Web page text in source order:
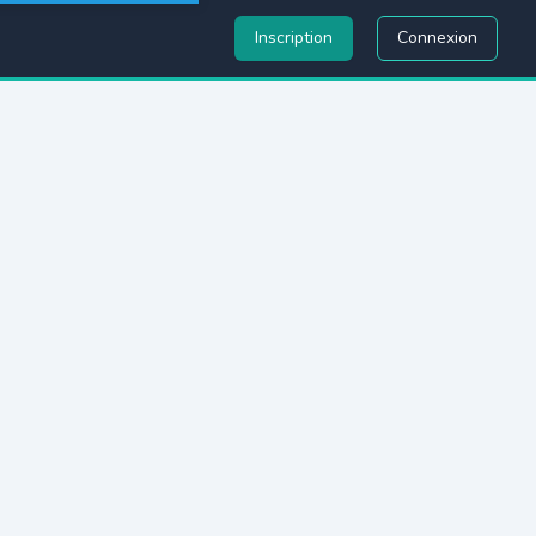
Inscription Connexion